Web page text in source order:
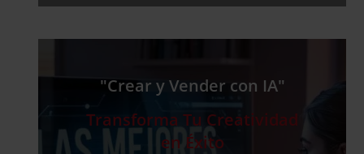
"Crear y Vender con IA"
Transforma Tu Creatividad
en Éxito